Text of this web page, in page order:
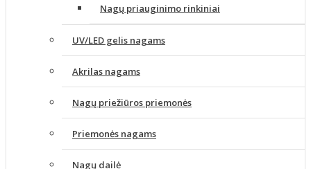
Nagų priauginimo rinkiniai
UV/LED gelis nagams
Akrilas nagams
Nagų priežiūros priemonės
Priemonės nagams
Nagų dailė